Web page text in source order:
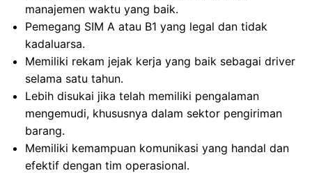
manajemen waktu yang baik.
Pemegang SIM A atau B1 yang legal dan tidak
kadaluarsa.
Memiliki rekam jejak kerja yang baik sebagai driver
selama satu tahun.
Lebih disukai jika telah memiliki pengalaman
mengemudi, khususnya dalam sektor pengiriman
barang.
Memiliki kemampuan komunikasi yang handal dan
efektif dengan tim operasional.